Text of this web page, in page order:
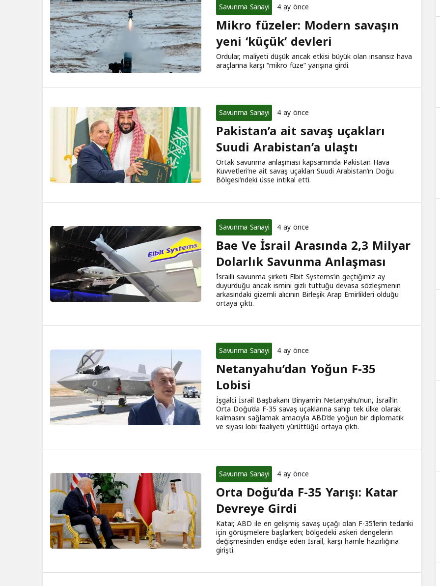
Savunma Sanayi 4 ay önce
Mikro füzeler: Modern savaşın
yeni ‘küçük’ devleri
Ordular, maliyeti düşük ancak etkisi büyük olan insansız hava
araçlarına karşı “mikro füze” yarışına girdi.
Savunma Sanayi 4 ay önce
Pakistan’a ait savaş uçakları
Suudi Arabistan’a ulaştı
Ortak savunma anlaşması kapsamında Pakistan Hava
Kuvvetleri’ne ait savaş uçakları Suudi Arabistan’ın Doğu
Bölgesi’ndeki üsse intikal etti.
Savunma Sanayi 4 ay önce
Bae Ve İsrail Arasında 2,3 Milyar
Dolarlık Savunma Anlaşması
İsrailli savunma şirketi Elbit Systems’in geçtiğimiz ay
duyurduğu ancak ismini gizli tuttuğu devasa sözleşmenin
arkasındaki gizemli alıcının Birleşik Arap Emirlikleri olduğu
ortaya çıktı.
Savunma Sanayi 4 ay önce
Netanyahu’dan Yoğun F-35
Lobisi
İşgalci İsrail Başbakanı Binyamin Netanyahu’nun, İsrail’in
Orta Doğu’da F-35 savaş uçaklarına sahip tek ülke olarak
kalmasını sağlamak amacıyla ABD’de yoğun bir diplomatik
ve siyasi lobi faaliyeti yürüttüğü ortaya çıktı.
Savunma Sanayi 4 ay önce
Orta Doğu’da F-35 Yarışı: Katar
Devreye Girdi
Katar, ABD ile en gelişmiş savaş uçağı olan F-35’lerin tedariki
için görüşmelere başlarken; bölgedeki askeri dengelerin
değişmesinden endişe eden İsrail, karşı hamle hazırlığına
girişti.